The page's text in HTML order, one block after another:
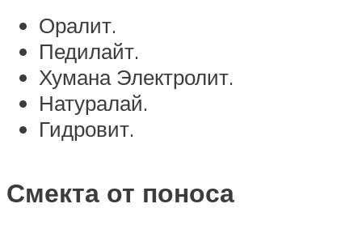
Оралит.
Педилайт.
Хумана Электролит.
Натуралай.
Гидровит.
Смекта от поноса